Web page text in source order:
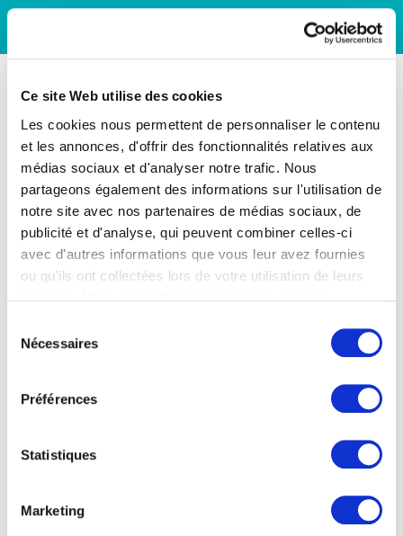
Ce site Web utilise des cookies
Les cookies nous permettent de personnaliser le contenu
et les annonces, d'offrir des fonctionnalités relatives aux
médias sociaux et d'analyser notre trafic. Nous
partageons également des informations sur l'utilisation de
notre site avec nos partenaires de médias sociaux, de
publicité et d'analyse, qui peuvent combiner celles-ci
avec d'autres informations que vous leur avez fournies
ou qu'ils ont collectées lors de votre utilisation de leurs
Nécessaires
Préférences
Statistiques
Marketing